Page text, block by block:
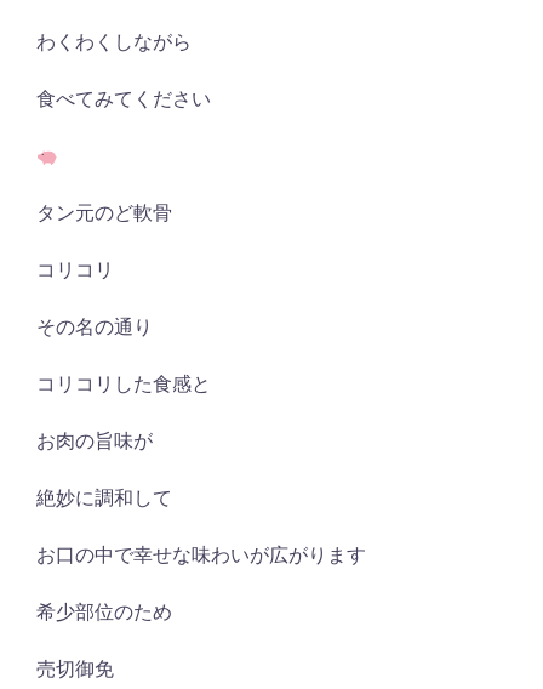
わくわくしながら
食べてみてください
タン元のど軟骨
コリコリ
その名の通り
コリコリした食感と
お肉の旨味が
絶妙に調和して
お口の中で幸せな味わいが広がります
希少部位のため
売切御免